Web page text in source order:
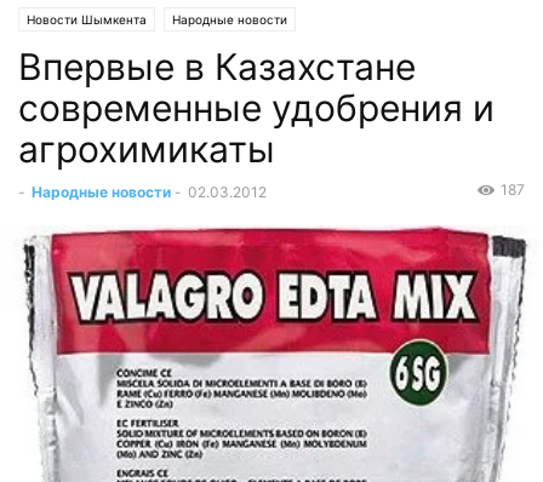
Новости Шымкента Народные новости
Впервые в Казахстане
современные удобрения и
агрохимикаты
- Народные новости - 02.03.2012 187